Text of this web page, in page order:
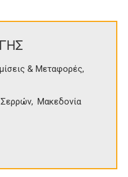
& Μεταφορές
Μακεδονία